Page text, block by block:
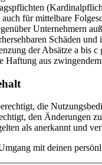
für mittelbare
Unternehmern
Schäden
der Absätze a bis
Haftung aus
die
den Änderungen
als anerkannt und
mit deinen